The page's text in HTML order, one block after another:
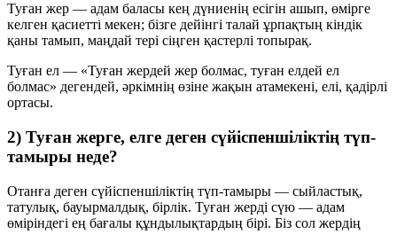
Туған жер — адам баласы кең дүниенің есігін ашып, өмірге
келген қасиетті мекен; бізге дейінгі талай ұрпақтың кіндік
қаны тамып, маңдай тері сіңген қастерлі топырақ.
Туған ел — «Туған жердей жер болмас, туған елдей ел
болмас» дегендей, әркімнің өзіне жақын атамекені, елі, қадірлі
ортасы.
2) Туған жерге, елге деген сүйіспеншіліктің түп-
тамыры неде?
Отанға деген сүйіспеншіліктің түп-тамыры — сыйластық,
татулық, бауырмалдық, бірлік. Туған жерді сүю — адам
өміріндегі ең бағалы құндылықтардың бірі. Біз сол жердің